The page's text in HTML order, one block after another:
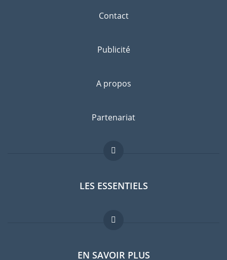
Contact
Publicité
A propos
Partenariat
LES ESSENTIELS
Forum expatriés
Guides pays
EN SAVOIR PLUS